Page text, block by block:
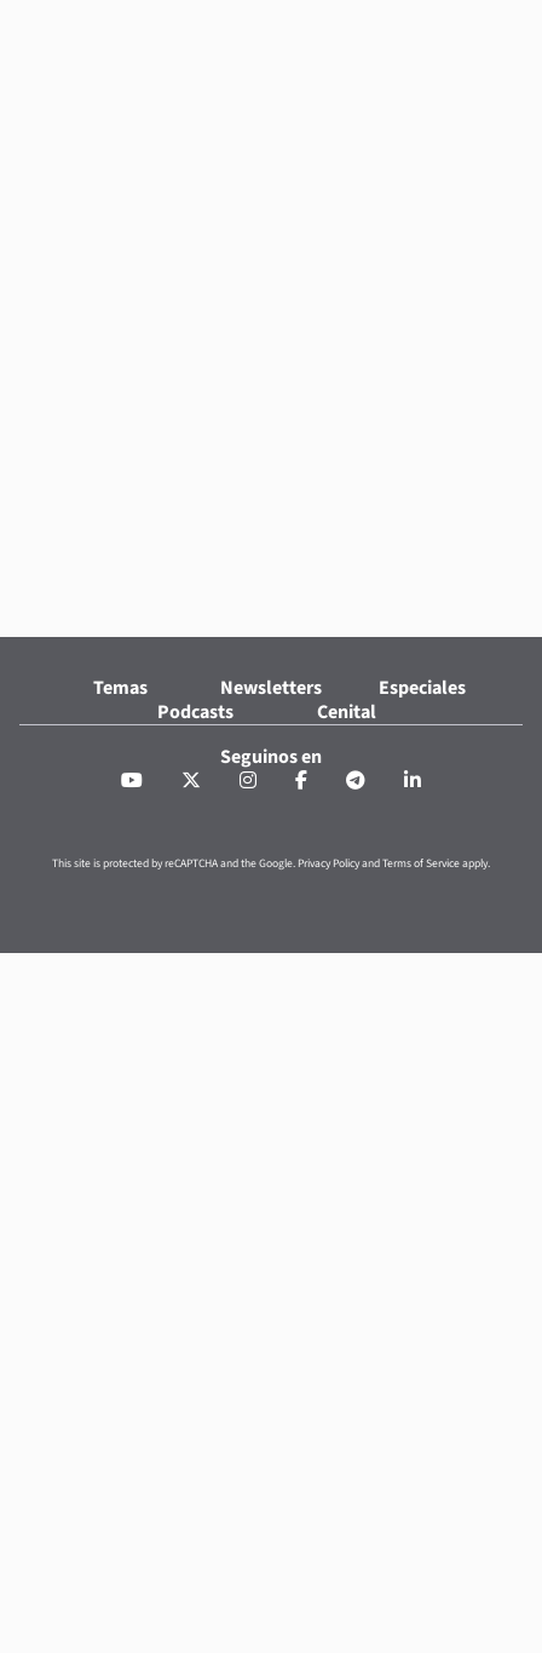
Temas Newsletters
Especiales
Podcasts
Cenital
Seguinos en
This site is protected by reCAPTCHA and the Google. Privacy PolicyandTerms of Serviceapply.